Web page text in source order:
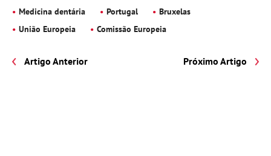
Medicina dentária
Portugal
Bruxelas
União Europeia
Comissão Europeia
Artigo Anterior Próximo Artigo